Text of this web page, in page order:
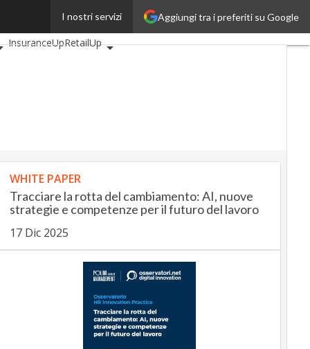
Aggiungi tra i preferiti su Google
I nostri servizi
AutomotiveUp
InsuranceUpRetailUp
WHITE PAPER
Tracciare la rotta del cambiamento: AI, nuove
strategie e competenze per il futuro del lavoro
17 Dic 2025